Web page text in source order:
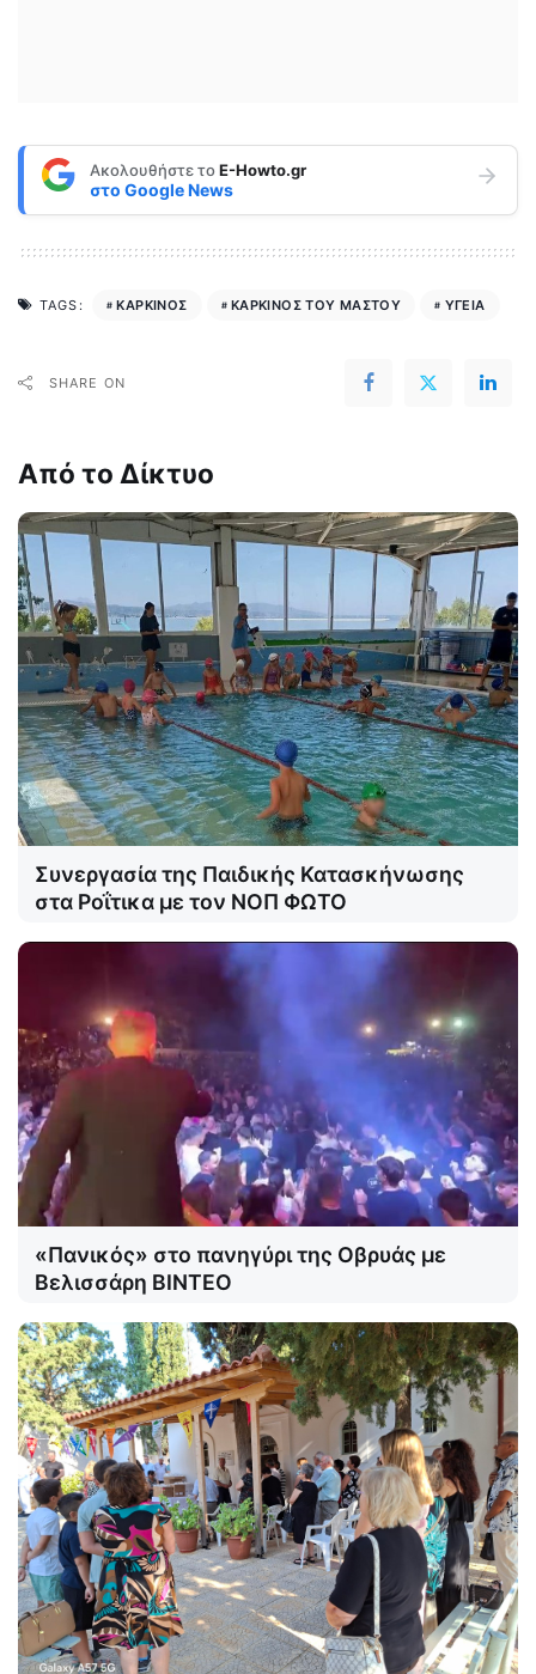
Ακολουθήστε τοE-Howto.gr
στο Google News
TAGS: ΚΑΡΚΙΝΟΣ ΚΑΡΚΙΝΟΣ ΤΟΥ ΜΑΣΤΟΥ ΥΓΕΙΑ
SHARE ON
Από το Δίκτυο
Συνεργασία της Παιδικής Κατασκήνωσης
στα Ροΐτικα με τον ΝΟΠ ΦΩΤΟ
«Πανικός» στο πανηγύρι της Οβρυάς με
Βελισσάρη ΒΙΝΤΕΟ